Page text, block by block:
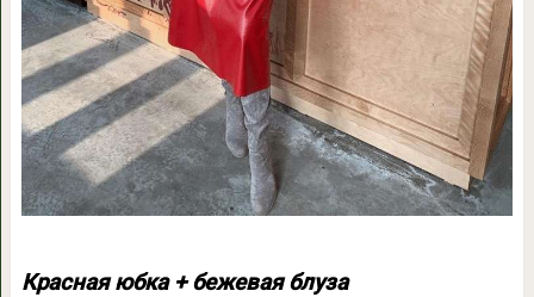
Красная юбка + бежевая блуза